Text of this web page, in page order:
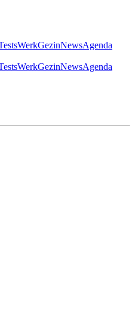
WerkGezinNewsAgenda
WerkGezinNewsAgenda